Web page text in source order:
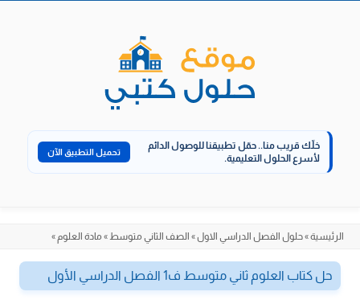
خلّك قريب منا.. حمّل تطبيقنا للوصول الدائم
لأسرع الحلول التعليمية.
تحميل التطبيق الآن
الرئيسية»حلول الفصل الدراسي الاول» الصف الثاني متوسط» مادة العلوم »
حل كتاب العلوم ثاني متوسط ف1 الفصل الدراسي الأول